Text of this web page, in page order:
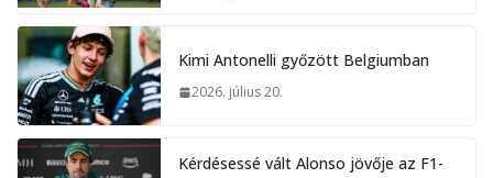
Kimi Antonelli győzött Belgiumban
2026. július 20.
Kérdésessé vált Alonso jövője az F1-